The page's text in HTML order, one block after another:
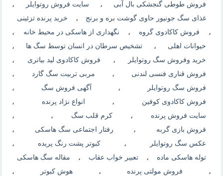
فروش طوطی گنجشکی بال آبی ، سایت فروش روتوایلر ،
غذای سگ جونیور حاوی گوشت بره و برنج ، خرید پرنده تزئینی
، فروش کاکادوی گروه ، نگهداری از هاسکی در محیط خانه ،
حیوانات اهلی ، تشخیص سرطان در انسان توسط سگ ها ،
خرید وفروش سگ روتوایلر ، فروش کاکادوی لید بیاتری ،
فروش قناری فنسی لندنی ، مربی تربیت سگ گارد ،
فروش سگ روتوایلر ، آگهی فروش سگ ،
فروش کاکادوی کوفین ، انواع نژاد پرنده ،
سایت فروش پرنده ، کرم قلب سگ ، ،
فروش بازی گربه ، رفتار اجتماعی سگ هاسکی ،
عکس سگ روتوایلر ، کبوتر پشت رنگ پریده ،
توله هاسکی ماده ، تعبیر خواب عقاب ، مقاله سگ هاسکی
، فروش مولتی پرنده ، هوش کبوتر ،